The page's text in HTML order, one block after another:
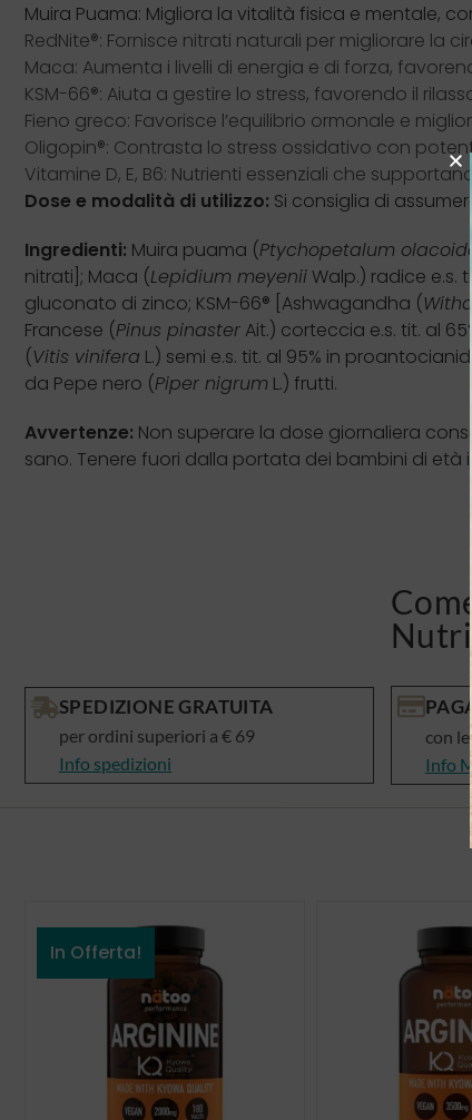
Muira Puama: Migliora la vitalità fisica e mentale,
RedNite®: Fornisce nitrati naturali per migliorare la
Maca: Aumenta i livelli di energia e di forza,
KSM-66®: Aiuta a gestire lo stress, favorendo il
Fieno greco: Favorisce l’equilibrio ormonale e
Oligopin®: Contrasta lo stress ossidativo con
Vitamine D, E, B6: Nutrienti essenziali che
Dose e modalità di utilizzo: Si consiglia di
Ingredienti: Muira puama (Ptychopetalum
nitrati]; Maca (Lepidium meyeniiWalp.) radice e.s.
gluconato di zinco; KSM-66® [Ashwagandha (
Francese (Pinus pinaster Ait.) corteccia e.s. tit. al
(Vitis vinifera L.) semi e.s. tit. al 95% in
da Pepe nero (Piper nigrum L.) frutti.
Avvertenze: Non superare la dose giornaliera
sano. Tenere fuori dalla portata dei bambini di età
SPEDIZIONE GRATUITA
per ordini superiori a € 69
Info spedizioni
con
Info
In Offerta!